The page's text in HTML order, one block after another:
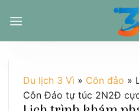
đến
Du lịch 3 Vì » Côn đảo »
Côn Đảo tự túc 2N2Đ